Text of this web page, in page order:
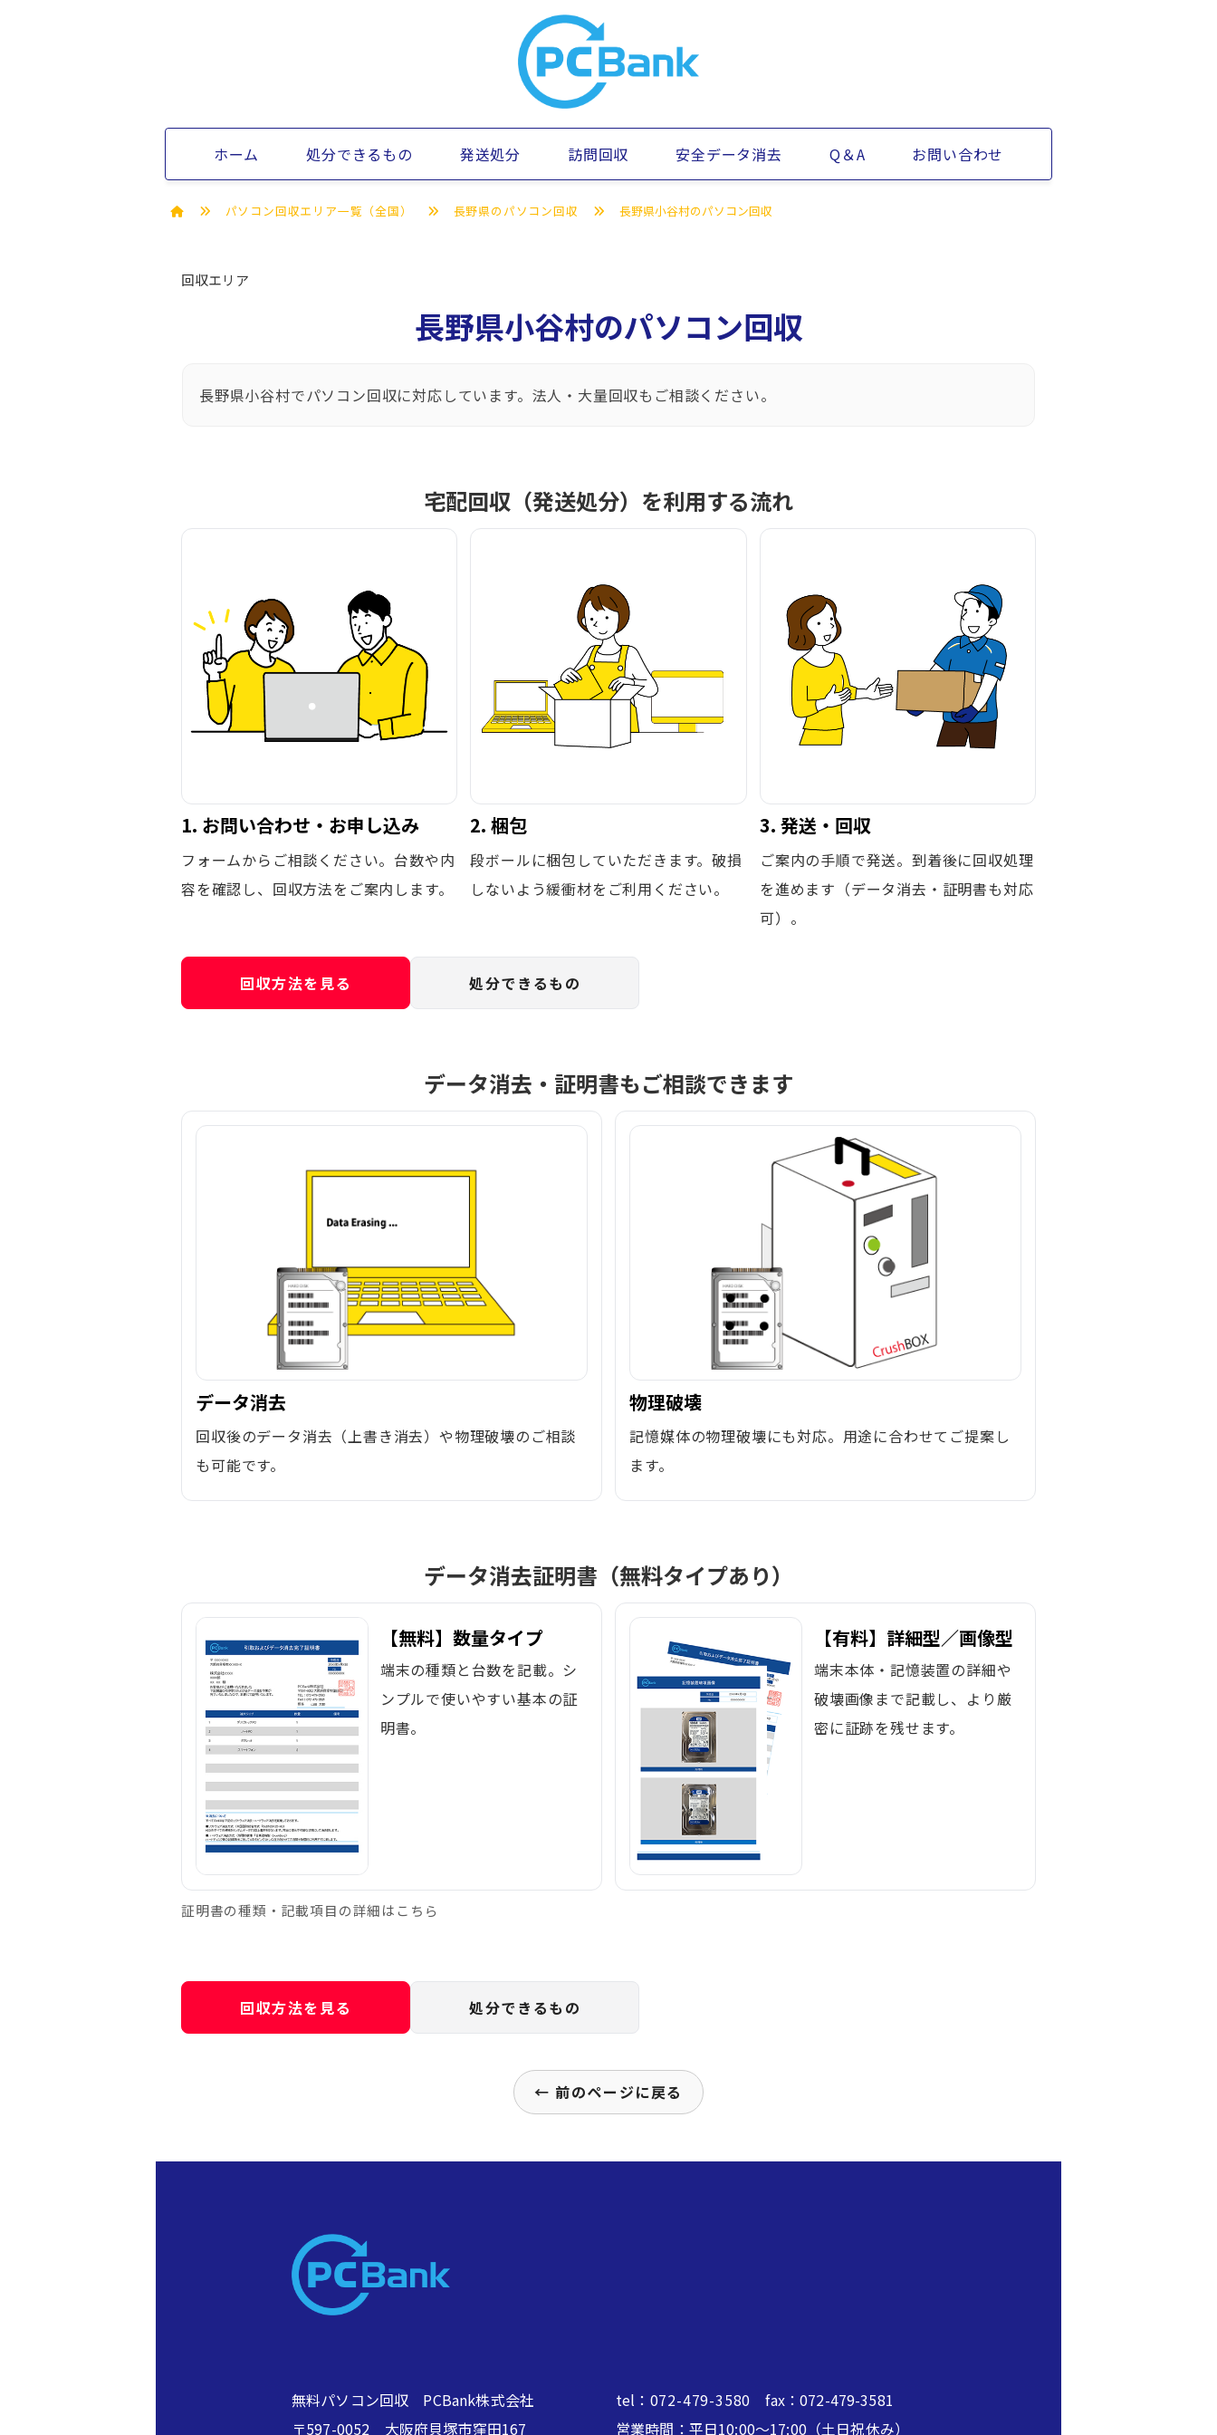
ホーム 処分できるもの 発送処分 訪問回収 安全データ消去 Q＆A お問い合わせ
パソコン回収エリア一覧（全国） 長野県のパソコン回収 長野県小谷村のパソコン回収
回収エリア
長野県小谷村のパソコン回収
長野県小谷村でパソコン回収に対応しています。法人・大量回収もご相談ください。
宅配回収（発送処分）を利用する流れ
1. お問い合わせ・お申し込み
フォームからご相談ください。台数や内
容を確認し、回収方法をご案内します。
2. 梱包
段ボールに梱包していただきます。破損
しないよう緩衝材をご利用ください。
3. 発送・回収
ご案内の手順で発送。到着後に回収処理
を進めます（データ消去・証明書も対応
可）。
回収方法を見る 処分できるもの
データ消去・証明書もご相談できます
データ消去
回収後のデータ消去（上書き消去）や物理破壊のご相談
も可能です。
物理破壊
記憶媒体の物理破壊にも対応。用途に合わせてご提案し
ます。
データ消去証明書（無料タイプあり）
【無料】数量タイプ
端末の種類と台数を記載。シ
ンプルで使いやすい基本の証
明書。
【有料】詳細型／画像型
端末本体・記憶装置の詳細や
破壊画像まで記載し、より厳
密に証跡を残せます。
証明書の種類・記載項目の詳細はこちら
回収方法を見る 処分できるもの
← 前のページに戻る
無料パソコン回収 PCBank株式会社
〒597-0052 大阪府貝塚市窪田167
tel： 072-479-3580 fax：072-479-3581
営業時間：平日10:00～17:00（土日祝休み）